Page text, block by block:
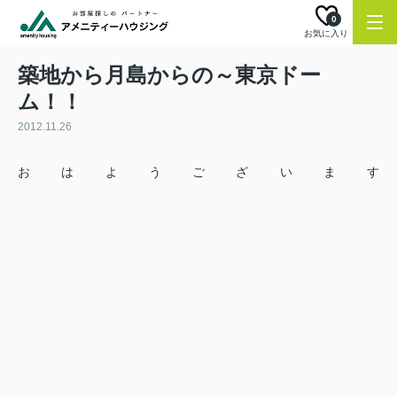
お気に入り
0
築地から月島からの～東京ドー
ム！！
2012.11.26
おはようございます